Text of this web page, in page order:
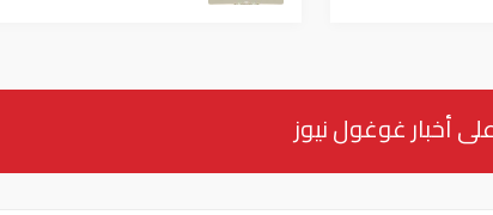
على أخبار غوغول نيوز